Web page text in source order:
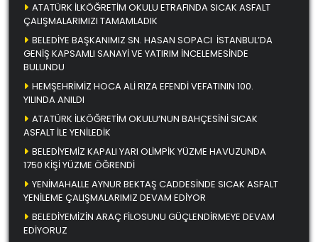
ATATÜRK İLKÖĞRETİM OKULU ETRAFINDA SICAK ASFALT
ÇALIŞMALARIMIZI TAMAMLADIK
BELEDİYE BAŞKANIMIZ SN. HASAN SOPACI İSTANBUL’DA
GENİŞ KAPSAMLI SANAYİ VE YATIRIM İNCELEMESİNDE
BULUNDU
HEMŞEHRİMİZ HOCA ALİ RIZA EFENDİ VEFATININ 100.
YILINDA ANILDI
ATATÜRK İLKÖĞRETİM OKULU’NUN BAHÇESİNİ SICAK
ASFALT İLE YENİLEDİK
BELEDİYEMİZ KAPALI YARI OLİMPİK YÜZME HAVUZUNDA
1750 KİŞİ YÜZME ÖĞRENDİ
YENİMAHALLE AYNUR BEKTAŞ CADDESİNDE SICAK ASFALT
YENİLEME ÇALIŞMALARIMIZ DEVAM EDİYOR
BELEDİYEMİZİN ARAÇ FİLOSUNU GÜÇLENDİRMEYE DEVAM
EDİYORUZ